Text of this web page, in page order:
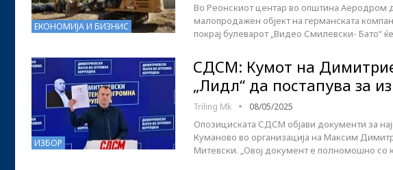
ЕКОНОМИЈА И БИЗНИС
Во Реонскиот центар во општина Аеродром
малопродажен објект на германската
покрај булеварот „Видео Смилевски- Бато“
ИЗБОР
СДСМ: Кумот на
„Лидл“ да постапува за
Triling Mk 08/05/2025
Опозициската СДСМ објави документи за
Куманово во организација на Максим
Митевски. „Овој документ е полномошно